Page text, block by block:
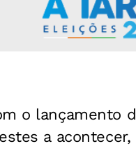
o lançamento
a acontecer,